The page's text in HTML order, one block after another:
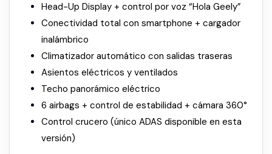
Head-Up Display + control por voz “Hola Geely”
Conectividad total con smartphone + cargador
inalámbrico
Climatizador automático con salidas traseras
Asientos eléctricos y ventilados
Techo panorámico eléctrico
6 airbags + control de estabilidad + cámara 360°
Control crucero (único ADAS disponible en esta
versión)